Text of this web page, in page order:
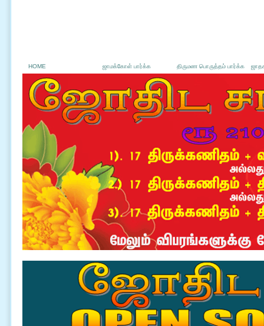
HOME ஜாமக்கோள் பார்க்க திருமண பொருத்தம் பார்க்க